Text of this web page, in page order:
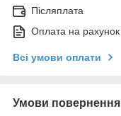
Післяплата
Оплата на рахунок
Всі умови оплати
Умови повернення